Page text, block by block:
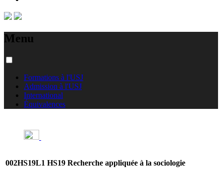
Menu
Formations à l'USJ
Admission à l'USJ
International
Équivalences
002HS19L1 HS19 Recherche appliquée à la sociologie